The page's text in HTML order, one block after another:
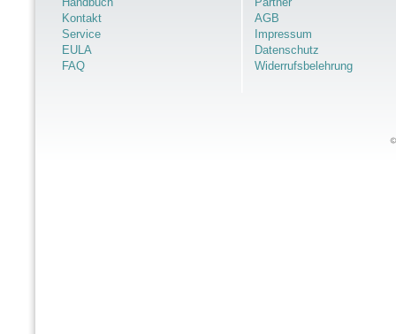
Kontakt
Service
EULA
FAQ
AGB
Impressum
Datenschutz
Widerrufsbelehrung